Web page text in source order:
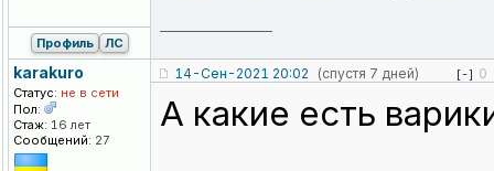
Профиль ЛС
karakuro
Статус: не в сети
Пол:
Стаж: 16 лет
Сообщений: 27
14-Сен-2021 20:02 (спустя 7 дней) [-] 0
А какие есть